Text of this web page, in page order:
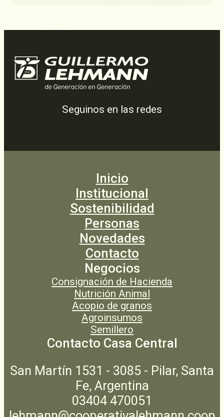
Seguinos en las redes
Inicio
Institucional
Sostenibilidad
Personas
Novedades
Contacto
Negocios
Consignación de Hacienda
Nutrición Animal
Acopio de granos
Agroinsumos
Semillero
Contacto Casa Central
San Martín 1531 - 3085 - Pilar, Santa
Fe, Argentina
03404 470051